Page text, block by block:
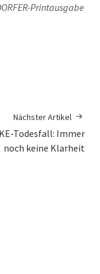
Printausgabe
Nächster Artikel
Todesfall: Immer
noch keine Klarheit